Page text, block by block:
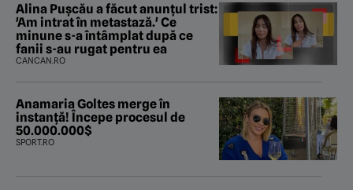
Alina Pușcău a făcut anunțul trist:
'Am intrat în metastază.' Ce
minune s-a întâmplat după ce
fanii s-au rugat pentru ea
CANCAN.RO
Anamaria Goltes merge în
instanță! Începe procesul de
50.000.000$
SPORT.RO